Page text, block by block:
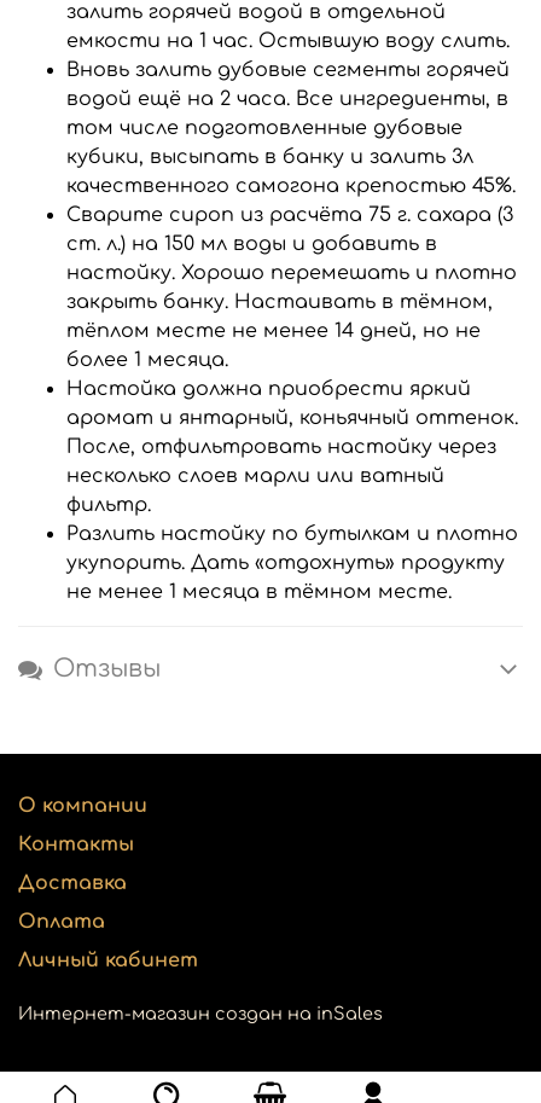
залить горячей водой в отдельной
емкости на 1 час. Остывшую воду слить.
Вновь залить дубовые сегменты горячей
водой ещё на 2 часа. Все ингредиенты, в
том числе подготовленные дубовые
кубики, высыпать в банку и залить 3л
качественного самогона крепостью 45%.
Сварите сироп из расчёта 75 г. сахара (3
ст. л.) на 150 мл воды и добавить в
настойку. Хорошо перемешать и плотно
закрыть банку. Настаивать в тёмном,
тёплом месте не менее 14 дней, но не
более 1 месяца.
Настойка должна приобрести яркий
аромат и янтарный, коньячный оттенок.
После, отфильтровать настойку через
несколько слоев марли или ватный
фильтр.
Разлить настойку по бутылкам и плотно
укупорить. Дать «отдохнуть» продукту
не менее 1 месяца в тёмном месте.
Отзывы
О компании
Контакты
Доставка
Оплата
Личный кабинет
Интернет-магазин создан на inSales